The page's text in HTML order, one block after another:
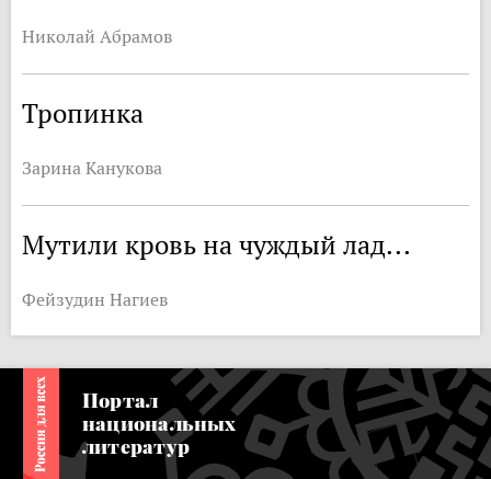
Николай Абрамов
Тропинка
Зарина Канукова
Мутили кровь на чуждый лад...
Фейзудин Нагиев
Портал
национальных
литератур